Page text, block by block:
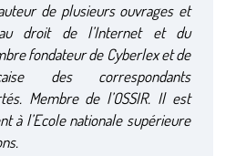
de plusieurs ouvrages et
droit de l’Internet et du
fondateur de Cyberlex et de
des correspondants
Membre de l’OSSIR. Il est
à l’Ecole nationale supérieure